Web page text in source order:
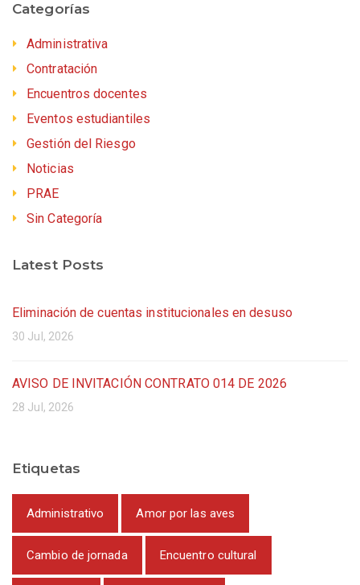
Categorías
Administrativa
Contratación
Encuentros docentes
Eventos estudiantiles
Gestión del Riesgo
Noticias
PRAE
Sin Categoría
Latest Posts
Eliminación de cuentas institucionales en desuso
30 Jul, 2026
AVISO DE INVITACIÓN CONTRATO 014 DE 2026
28 Jul, 2026
Etiquetas
Administrativo Amor por las aves
Cambio de jornada Encuentro cultural